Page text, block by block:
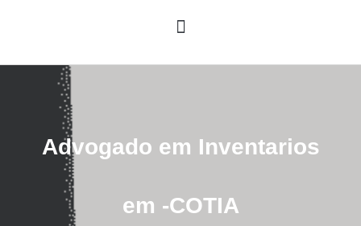
Advogado em Inventarios
em -COTIA